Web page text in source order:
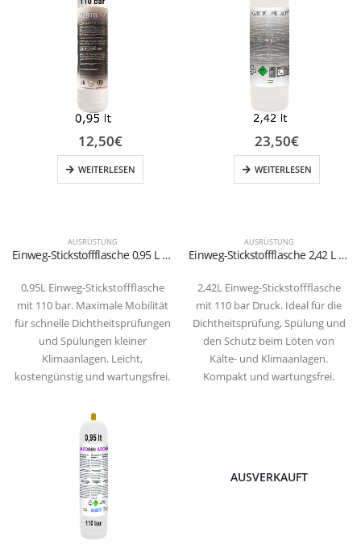
AUSRÜSTUNG
Einweg-Stickstoffflasche 0,95 L – 110 Bar | Ultra-Kompakt für HVAC-Tests
0,95L Einweg-Stickstoffflasche
mit 110 bar. Maximale Mobilität
für schnelle Dichtheitsprüfungen
und Spülungen kleiner
Klimaanlagen. Leicht,
kostengünstig und wartungsfrei.
12,50€
WEITERLESEN
AUSRÜSTUNG
Einweg-Stickstoffflasche 2,42 L – 110 Bar | Für Dichtheitsprüfung & HVAC
2,42L Einweg-Stickstoffflasche
mit 110 bar Druck. Ideal für die
Dichtheitsprüfung, Spülung und
den Schutz beim Löten von
Kälte- und Klimaanlagen.
Kompakt und wartungsfrei.
23,50€
WEITERLESEN
AUSVERKAUFT